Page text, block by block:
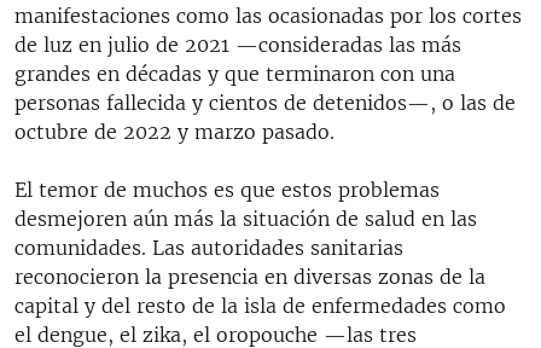
manifestaciones como las ocasionadas por los cortes
de luz en julio de 2021 —consideradas las más
grandes en décadas y que terminaron con una
personas fallecida y cientos de detenidos—, o las de
octubre de 2022 y marzo pasado.
El temor de muchos es que estos problemas
desmejoren aún más la situación de salud en las
comunidades. Las autoridades sanitarias
reconocieron la presencia en diversas zonas de la
capital y del resto de la isla de enfermedades como
el dengue, el zika, el oropouche —las tres